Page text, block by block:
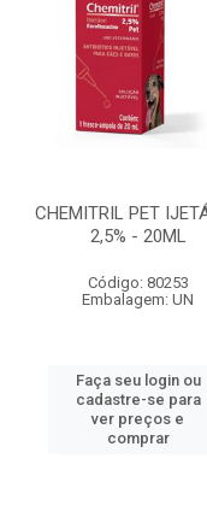
CHEMITRIL PET
2,5% - 20ML
Código: 80253
Embalagem: UN
Faça seu login ou
cadastre-se para
ver preços e
comprar